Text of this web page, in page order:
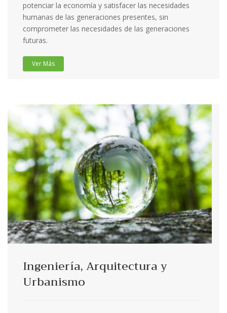
potenciar la economía y satisfacer las necesidades
humanas de las generaciones presentes, sin
comprometer las necesidades de las generaciones
futuras.
Ver Más
Ingeniería, Arquitectura y
Urbanismo